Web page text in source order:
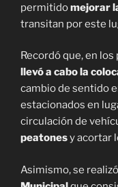
permitidomejorar
transitan por este
Recordó que, en
llevó a cabo la
cambio de sentido
estacionados en
circulación de
peatonesy acortar
Asimismo, se